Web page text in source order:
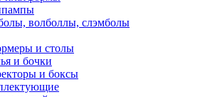
волболлы, слэмболы
и столы
и бочки
и боксы